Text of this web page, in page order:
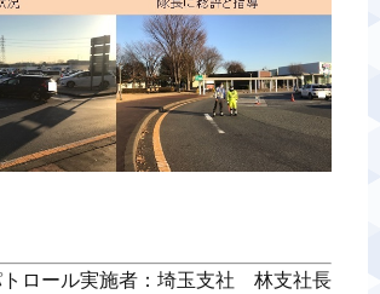
ロール実施者：埼玉支社　林支社長